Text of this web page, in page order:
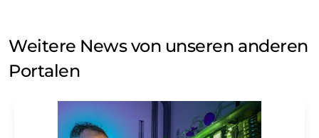
Weitere News von unseren anderen
Portalen